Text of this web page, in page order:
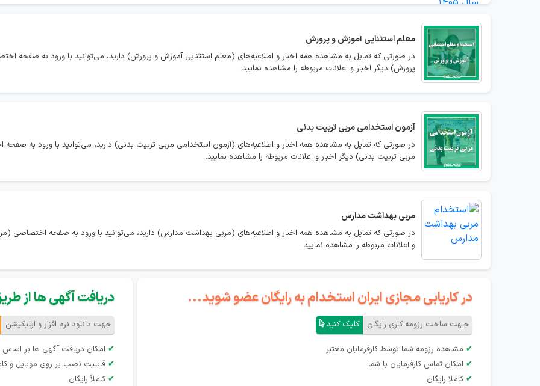
معلم استثنایی آموزش و پرورش
در صورتی که تمایل به مشاهده همه اخبار و اطلاعیه‌های (معلم استثنایی آموزش و پرورش) دارید، می‌توانید با ورود به صفحه
پرورش) دیگر اخبار و اعلانات مربوطه را مشاهده نمایید.
آزمون استخدامی مربی تربیت بدنی
در صورتی که تمایل به مشاهده همه اخبار و اطلاعیه‌های (آزمون استخدامی مربی تربیت بدنی) دارید، می‌توانید با ورود به
مربی تربیت بدنی) دیگر اخبار و اعلانات مربوطه را مشاهده نمایید.
مربی بهداشت مدارس
در صورتی که تمایل به مشاهده همه اخبار و اطلاعیه‌های (مربی بهداشت مدارس) دارید، می‌توانید با ورود به صفحه اختصاصی
و اعلانات مربوطه را مشاهده نمایید.
در کاریابی مجازی ایران استخدام به رایگان عضو شوید...
جـهت ساخت رزومه کاری رایگان کلیک کنید
✔ مشاهده رزومه شما توسط کارفرمایان معتبر
✔ امکان تماس کارفرمایان با شما
✔ کاملا رایگان
دریافت آگهی ها از
جهت دانلود نرم افزار و اپلیکیشن
✔ امکان دریافت آگهی ها بر
✔ قابلیت نصب بر روی موبایل و
✔ کاملاً رایگان